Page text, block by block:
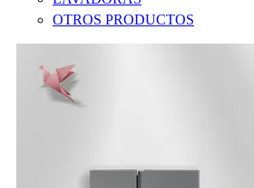
OTROS PRODUCTOS